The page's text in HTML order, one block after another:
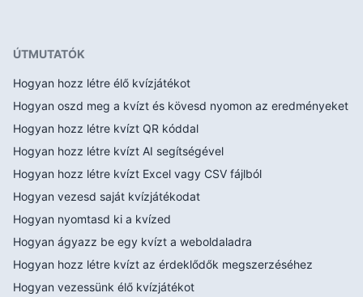
ÚTMUTATÓK
Hogyan hozz létre élő kvízjátékot
Hogyan oszd meg a kvízt és kövesd nyomon az eredményeket
Hogyan hozz létre kvízt QR kóddal
Hogyan hozz létre kvízt AI segítségével
Hogyan hozz létre kvízt Excel vagy CSV fájlból
Hogyan vezesd saját kvízjátékodat
Hogyan nyomtasd ki a kvízed
Hogyan ágyazz be egy kvízt a weboldaladra
Hogyan hozz létre kvízt az érdeklődők megszerzéséhez
Hogyan vezessünk élő kvízjátékot